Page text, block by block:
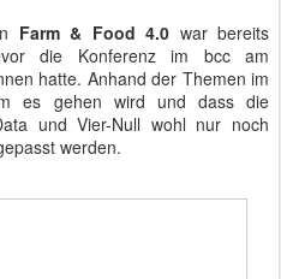
Farm & Food 4.0 war bereits
die Konferenz im bcc am
hatte. Anhand der Themen im
es gehen wird und dass die
und Vier-Null wohl nur noch
werden.